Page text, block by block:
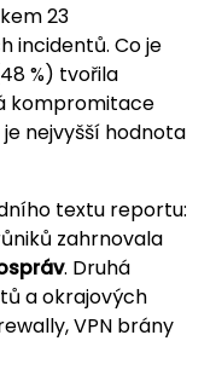
23
incidentů. Co je
%) tvořila
kompromitace
nejvyšší hodnota
textu reportu:
zahrnovala
. Druhá
a okrajových
VPN brány